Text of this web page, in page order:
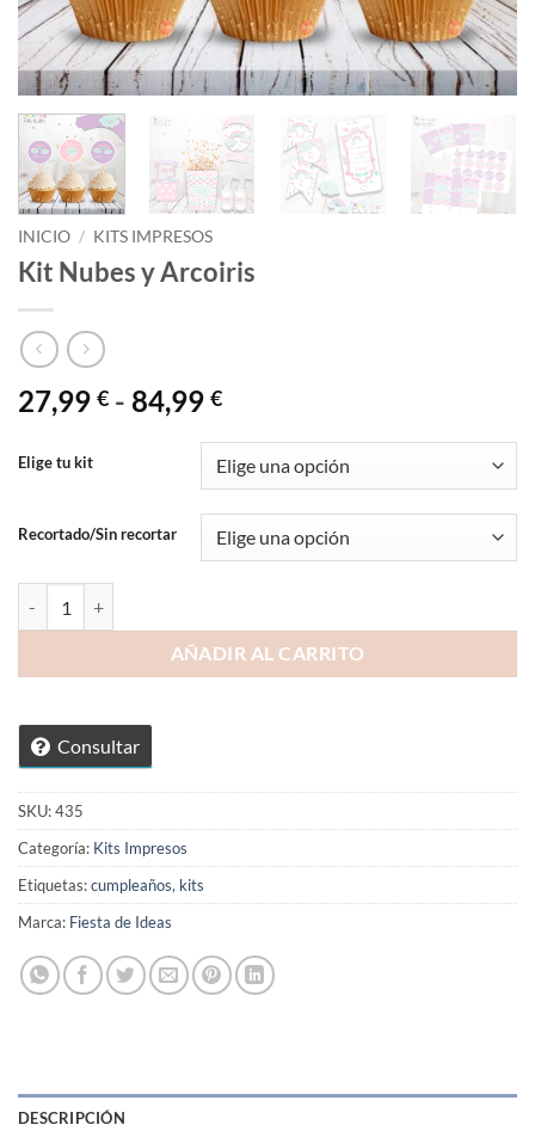
INICIO / KITS IMPRESOS
Kit Nubes y Arcoiris
27,99 € - 84,99 €Rango
precios:
desde
27,99 €
hasta
84,99 €
Elige tu kit
Recortado/Sin recortar
AÑADIR AL CARRITO
Consultar
SKU:435
Categoría: Kits Impresos
Etiquetas:cumpleaños, kits
Marca: Fiesta de Ideas
DESCRIPCIÓN